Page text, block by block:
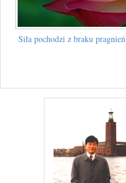
Siła pochodzi z braku pragnień